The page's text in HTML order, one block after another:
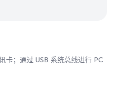
卡；通过 USB 系统总线进行 PC